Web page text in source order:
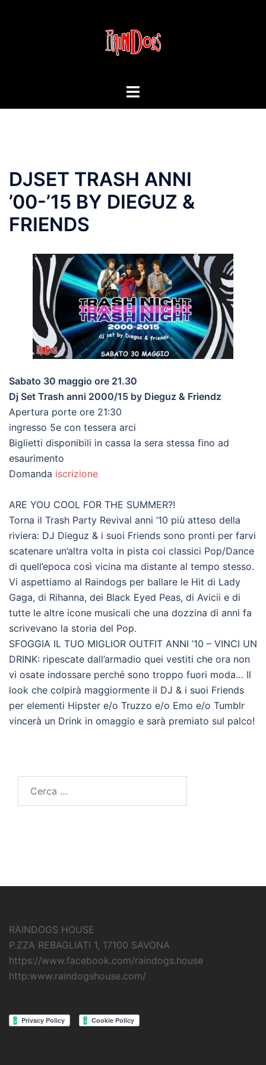
Mostra/Nascondi
DJSET TRASH ANNI
’00-’15 BY DIEGUZ &
FRIENDS
Sabato 30 maggio ore 21.30
Dj Set Trash anni 2000/15 by Dieguz & Friendz
Apertura porte ore 21:30
ingresso 5e con tessera arci
Biglietti disponibili in cassa la sera stessa fino ad
esaurimento
Domanda iscrizione
ARE YOU COOL FOR THE SUMMER?!
Torna il Trash Party Revival anni ’10 più atteso della
riviera: DJ Dieguz & i suoi Friends sono pronti per farvi
scatenare un’altra volta in pista coi classici Pop/Dance
di quell’epoca così vicina ma distante al tempo stesso.
Vi aspettiamo al Raindogs per ballare le Hit di Lady
Gaga, di Rihanna, dei Black Eyed Peas, di Avicii e di
tutte le altre icone musicali che una dozzina di anni fa
scrivevano la storia del Pop.
SFOGGIA IL TUO MIGLIOR OUTFIT ANNI ’10 – VINCI UN
DRINK: ripescate dall’armadio quei vestiti che ora non
vi osate indossare perché sono troppo fuori moda… Il
look che colpirà maggiormente il DJ & i suoi Friends
per elementi Hipster e/o Truzzo e/o Emo e/o Tumblr
vincerà un Drink in omaggio e sarà premiato sul palco!
per:
RAINDOGS HOUSE
P.ZZA REBAGLIATI 1, 17100 SAVONA
https://www.facebook.com/raindogs.house
http:www.raindogshouse.com/